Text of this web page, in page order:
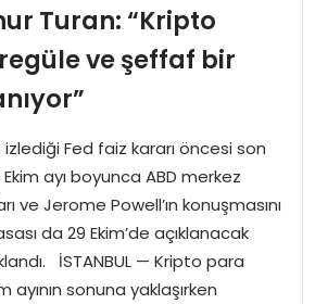
Turan: “Kripto
ve şeffaf bir
Fed faiz kararı öncesi son
ayı boyunca ABD merkez
ve Jerome Powell’ın konuşmasını
da 29 Ekim’de açıklanacak
İSTANBUL — Kripto para
ayının sonuna yaklaşırken